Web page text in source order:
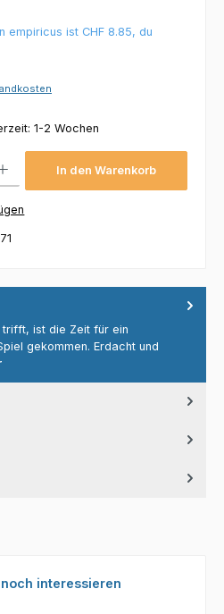
empiricus ist CHF 8.85, du
1-2 Wochen
In den Warenkorb
ist die Zeit für ein
gekommen. Erdacht und
interessieren